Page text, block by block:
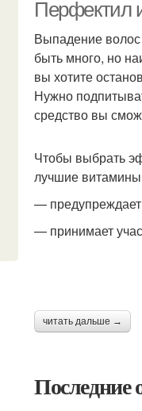
Перфектил
Выпадение
быть много, но
вы хотите
Нужно
средство вы
Чтобы выбрать
лучшие
—
— принимает
читать дальше →
Последние